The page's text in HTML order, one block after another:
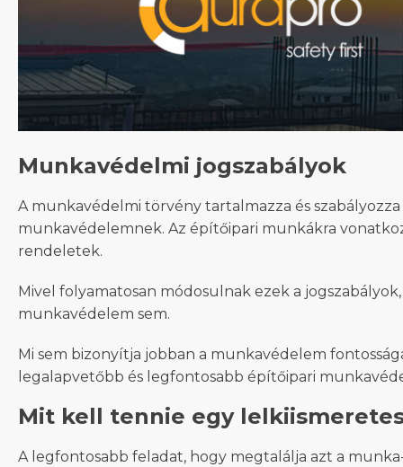
Munkavédelmi jogszabályok
A munkavédelmi törvény tartalmazza és
munkavédelemnek. Az építőipari munkákra
rendeletek.
Mivel folyamatosan módosulnak ezek a
munkavédelem sem.
Mi sem bizonyítja jobban a munkavédelem
legalapvetőbb és legfontosabb építőipari
Mit kell tennie egy
A legfontosabb feladat, hogy megtalálja azt a